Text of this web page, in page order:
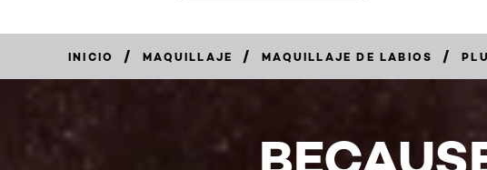
INICIO / MAQUILLAJE / MAQUILLAJE DE LABIOS /